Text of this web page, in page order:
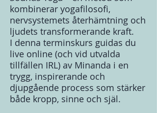
kombinerar yogafilosofi,
nervsystemets återhämtning och
ljudets transformerande kraft.
I denna terminskurs guidas du
live online (och vid utvalda
tillfällen IRL) av Minanda i en
trygg, inspirerande och
djupgående process som stärker
både kropp, sinne och själ.